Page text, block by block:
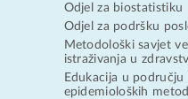
Odjel za biostatistiku
Odjel za podršku
Metodološki savjet
istraživanja u
Edukacija u
epidemioloških